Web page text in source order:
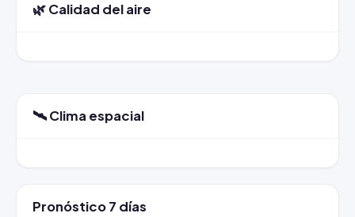
🌿 Calidad del aire
🛰️ Clima espacial
Pronóstico 7 días